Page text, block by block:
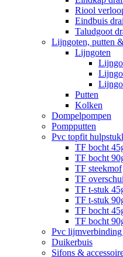
Riool
Eindbuis
Taludgoot
Lijngoten, putten
Lijngoten
Putten
Kolken
Dompelpompen
Pompputten
Pvc topfit
TF bocht
TF bocht
TF steekmof
TF
TF t-stuk
TF t-stuk
TF bocht
TF bocht
Pvc
Duikerbuis
Sifons &